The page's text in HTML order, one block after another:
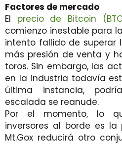
Factores de mercado
El precio de Bitcoin
comienzo inestable para
intento fallido de superar
más presión de venta y
toros. Sin embargo, las
en la industria todavía
última instancia,
escalada se reanude.
Por el momento, lo
inversores al borde es
Mt.Gox reducirá otro